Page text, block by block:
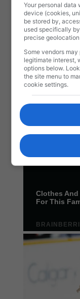
Your personal data
device (cookies,
be stored by,
used specifically
precise
Some vendors
legitimate interest,
options below.
the site menu to
cookie settings.